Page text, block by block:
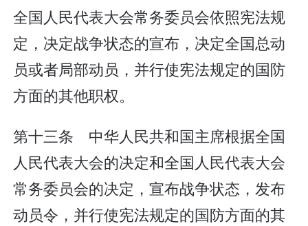
全国人民代表大会常务委员会依照宪法规
定，决定战争状态的宣布，决定全国总动
员或者局部动员，并行使宪法规定的国防
方面的其他职权。
第十三条 中华人民共和国主席根据全国
人民代表大会的决定和全国人民代表大会
常务委员会的决定，宣布战争状态，发布
动员令，并行使宪法规定的国防方面的其